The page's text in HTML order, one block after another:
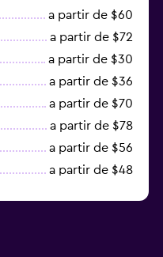
a partir de $60
a partir de $72
a partir de $30
a partir de $36
a partir de $70
a partir de $78
a partir de $56
a partir de $48